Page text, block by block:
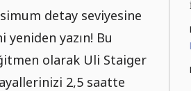
detay seviyesine
yeniden yazın! Bu
olarak Uli Staiger
2,5 saatte